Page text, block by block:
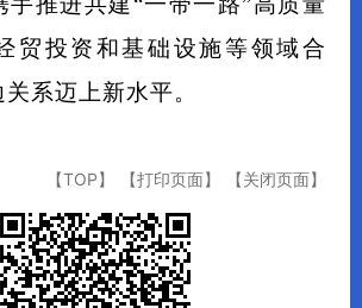
贸投资和基础设施等领域合
系迈上新水平。
【TOP】 【打印页面】 【关闭页面】